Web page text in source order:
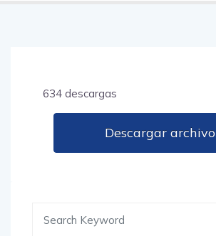
634 descargas
Descargar archivo